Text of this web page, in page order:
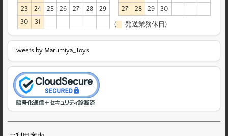
23
24 25 26 27 28
29
30
31
27
28 29 30
( 発送業務休日)
Tweets by Marumiya_Toys